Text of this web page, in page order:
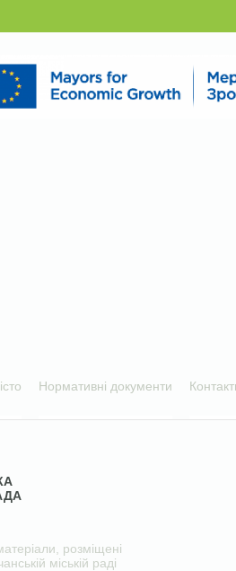
Нормативні документи
розміщені
міській раді